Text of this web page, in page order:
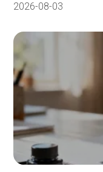
2026-08-03